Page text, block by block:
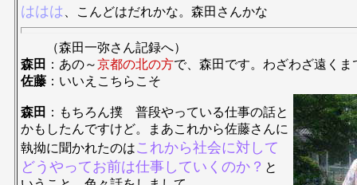
ははは 、こんどはだれかな。森田さんかな
（森田一弥さん記録へ）
森田 ：あの～京都の北の方で、森田です。わざわざ遠くま
佐藤 ：いいえこちらこそ
森田 ：もちろん撲 普段やっている仕事の話と
かもしたんですけど。まあこれから佐藤さんに
執拗に聞かれたのはこれから社会に対して
どうやってお前は仕事していくのか？ と